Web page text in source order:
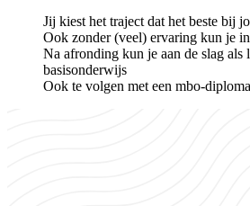
Jij kiest het traject dat het beste bij
Ook zonder (veel) ervaring kun je
Na afronding kun je aan de slag als
basisonderwijs
Ook te volgen met een mbo-diploma